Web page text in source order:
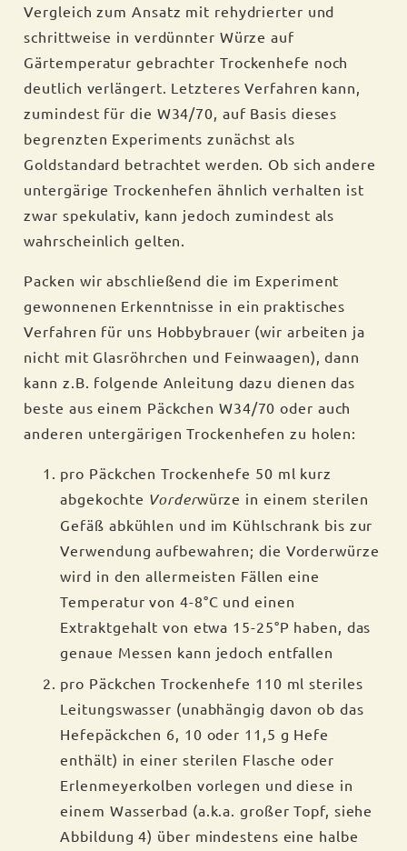
Vergleich zum Ansatz mit rehydrierter und
schrittweise in verdünnter Würze auf
Gärtemperatur gebrachter Trockenhefe noch
deutlich verlängert. Letzteres Verfahren kann,
zumindest für die W34/70, auf Basis dieses
begrenzten Experiments zunächst als
Goldstandard betrachtet werden. Ob sich andere
untergärige Trockenhefen ähnlich verhalten ist
zwar spekulativ, kann jedoch zumindest als
wahrscheinlich gelten.
Packen wir abschließend die im Experiment
gewonnenen Erkenntnisse in ein praktisches
Verfahren für uns Hobbybrauer (wir arbeiten ja
nicht mit Glasröhrchen und Feinwaagen), dann
kann z.B. folgende Anleitung dazu dienen das
beste aus einem Päckchen W34/70 oder auch
anderen untergärigen Trockenhefen zu holen:
pro Päckchen Trockenhefe 50 ml kurz
abgekochte Vorderwürze in einem sterilen
Gefäß abkühlen und im Kühlschrank bis zur
Verwendung aufbewahren; die Vorderwürze
wird in den allermeisten Fällen eine
Temperatur von 4-8°C und einen
Extraktgehalt von etwa 15-25°P haben, das
genaue Messen kann jedoch entfallen
pro Päckchen Trockenhefe 110 ml steriles
Leitungswasser (unabhängig davon ob das
Hefepäckchen 6, 10 oder 11,5 g Hefe
enthält) in einer sterilen Flasche oder
Erlenmeyerkolben vorlegen und diese in
einem Wasserbad (a.k.a. großer Topf, siehe
Abbildung 4) über mindestens eine halbe